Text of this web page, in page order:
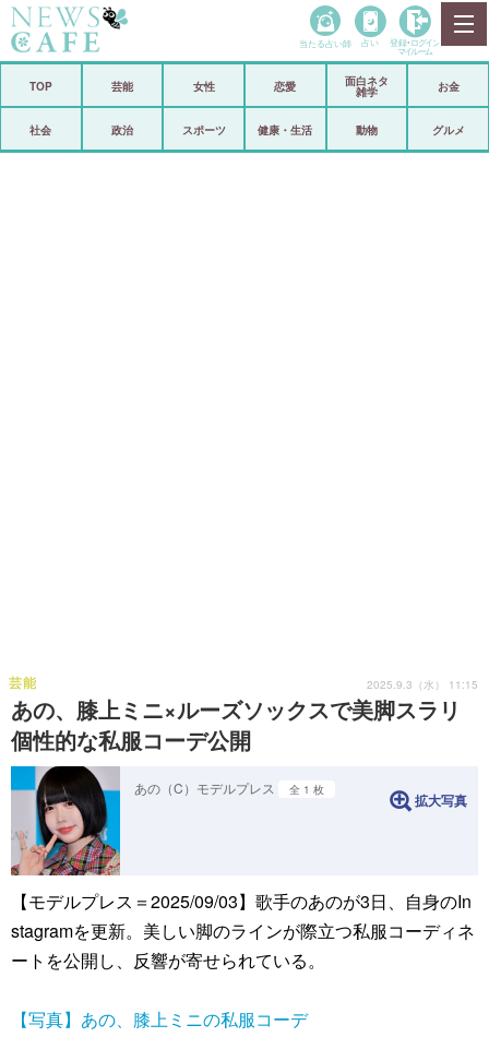
政治
当たる占い師 占い 登録• ログイン
マイルーム
TOP 芸能 女性 恋愛
面白ネタ
雑学
お金
社会 政治 スポーツ 健康・生活 動物 グルメ
あの、膝上ミニ×ルーズソックスで美脚スラリ
個性的な私服コーデ公開
芸能 2025.9.3（水） 11:15
あの（C）モデルプレス 全 1 枚
拡大写真
【モデルプレス＝2025/09/03】歌手のあのが3日、自身のIn
stagramを更新。美しい脚のラインが際立つ私服コーディネ
ートを公開し、反響が寄せられている。
【写真】あの、膝上ミニの私服コーデ